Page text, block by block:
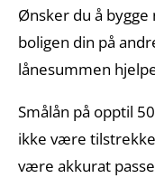
Ønsker du å
boligen din på
lånesummen
Smålån på opptil
ikke være
være akkurat